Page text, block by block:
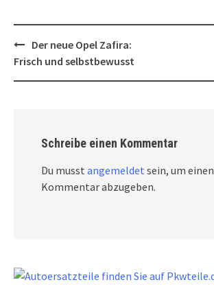
Post
navigation
Der neue Opel Zafira:
Frisch und selbstbewusst
Schreibe einen Kommentar
Du musst angemeldet sein, um einen
Kommentar abzugeben.